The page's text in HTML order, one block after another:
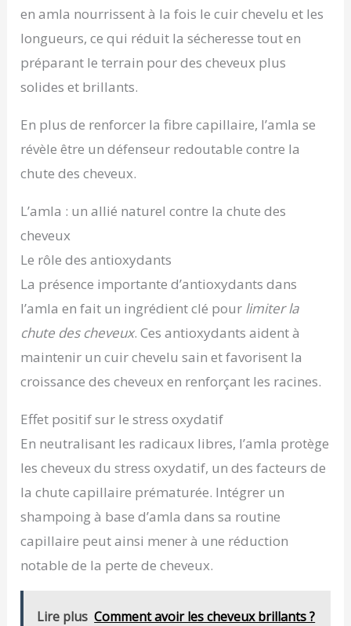
en amla nourrissent à la fois le cuir chevelu et les
longueurs, ce qui réduit la sécheresse tout en
préparant le terrain pour des cheveux plus
solides et brillants.
En plus de renforcer la fibre capillaire, l’amla se
révèle être un défenseur redoutable contre la
chute des cheveux.
L’amla : un allié naturel contre la chute des
cheveux
Le rôle des antioxydants
La présence importante d’antioxydants dans
l’amla en fait un ingrédient clé pour limiter la
chute des cheveux. Ces antioxydants aident à
maintenir un cuir chevelu sain et favorisent la
croissance des cheveux en renforçant les racines.
Effet positif sur le stress oxydatif
En neutralisant les radicaux libres, l’amla protège
les cheveux du stress oxydatif, un des facteurs de
la chute capillaire prématurée. Intégrer un
shampoing à base d’amla dans sa routine
capillaire peut ainsi mener à une réduction
notable de la perte de cheveux.
Lire plus Comment avoir les cheveux brillants ?